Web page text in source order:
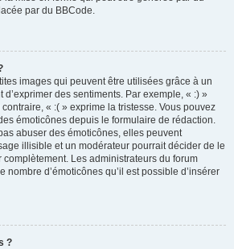
par du BBCode.
images qui peuvent être utilisées grâce à un
des sentiments. Par exemple, « :) »
« :( » exprime la tristesse. Vous pouvez
émoticônes depuis le formulaire de rédaction.
abuser des émoticônes, elles peuvent
illisible et un modérateur pourrait décider de le
Les administrateurs du forum
nombre d’émoticônes qu’il est possible d’insérer
?